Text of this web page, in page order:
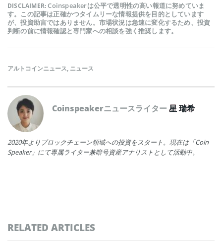
DISCLAIMER:Coinspeakerは公平で透明性の高い報道に努めていま
す。この記事は正確かつタイムリーな情報提供を目的としています
が、投資助言ではありません。市場状況は急速に変化するため、投資
判断の前に情報確認と専門家への相談を強く推奨します。
アルトコインニュース, ニュース
Coinspeakerニュースライター星 瑞希
2020年よりブロックチェーン領域への投資をスタート。現在は「Coin
Speaker」にて専属ライター兼暗号資産アナリストとして活動中。
RELATED ARTICLES